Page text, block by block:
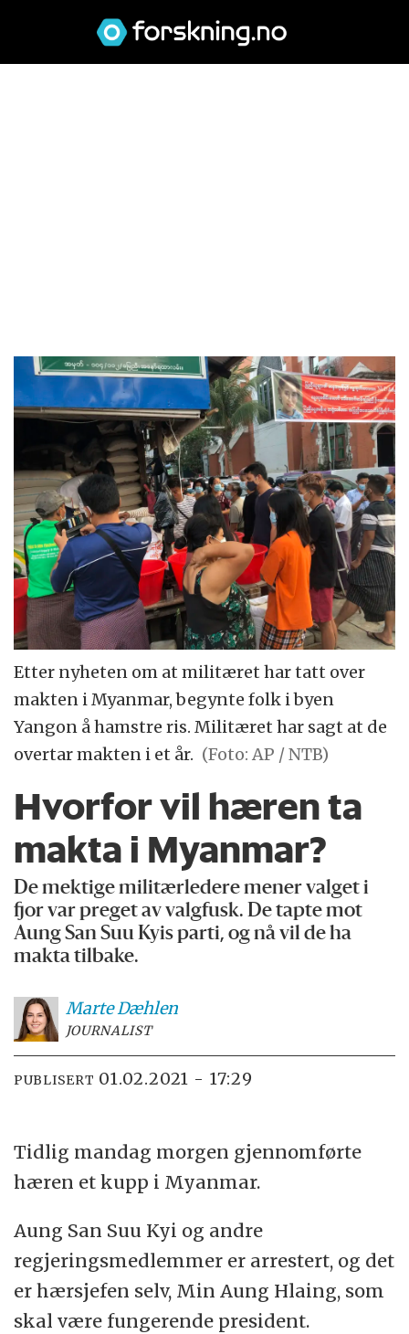
Etter nyheten om at militæret har tatt over
makten i Myanmar, begynte folk i byen
Yangon å hamstre ris. Militæret har sagt at de
overtar makten i et år. (Foto: AP / NTB)
Hvorfor vil hæren ta
makta i Myanmar?
De mektige militærledere mener valget i
fjor var preget av valgfusk. De tapte mot
Aung San Suu Kyis parti, og nå vil de ha
makta tilbake.
MarteDæhlen
JOURNALIST
PUBLISERT 01.02.2021 - 17:29
Tidlig mandag morgen gjennomførte
hæren et kupp i Myanmar.
Aung San Suu Kyi og andre
regjeringsmedlemmer er arrestert, og det
er hærsjefen selv, Min Aung Hlaing, som
skal være fungerende president.